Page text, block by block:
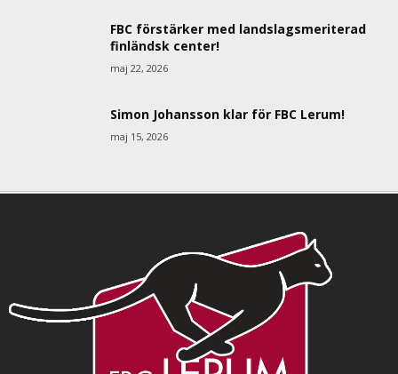
FBC förstärker med landslagsmeriterad
finländsk center!
maj 22, 2026
Simon Johansson klar för FBC Lerum!
maj 15, 2026